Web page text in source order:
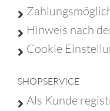
Hinweis nach
Cookie
SHOPSERVICE
Als Kunde